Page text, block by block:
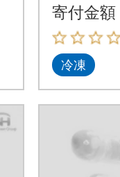
冷凍 ボ
ク
寄付金額
冷凍